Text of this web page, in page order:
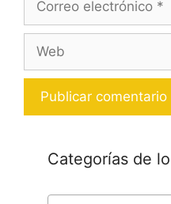
electrónico
Categorías de